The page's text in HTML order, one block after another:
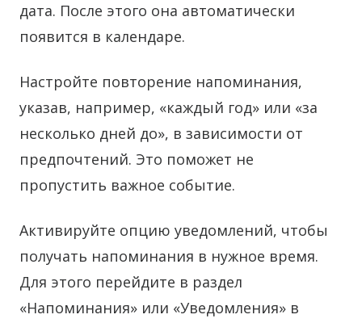
дата. После этого она автоматически
появится в календаре.
Настройте повторение напоминания,
указав, например, «каждый год» или «за
несколько дней до», в зависимости от
предпочтений. Это поможет не
пропустить важное событие.
Активируйте опцию уведомлений, чтобы
получать напоминания в нужное время.
Для этого перейдите в раздел
«Напоминания» или «Уведомления» в